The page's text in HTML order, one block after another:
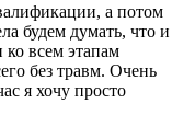
а потом
будем думать, что и
ко всем этапам
без травм. Очень
я хочу просто